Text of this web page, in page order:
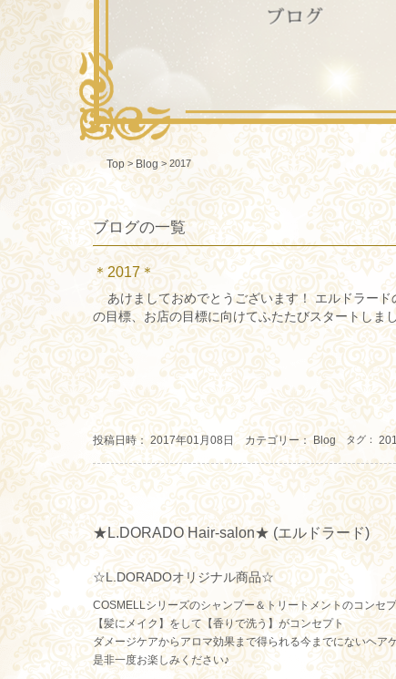
Top > Blog>2017
ブログの一覧
＊2017＊
あけましておめでとうございます！ エルドラー
の目標、お店の目標に向けてふたたびスタートし
投稿日時： 2017年01月08日 カテゴリー：Blog タグ：
★L.DORADO Hair-salon★ (エルドラード)
☆L.DORADOオリジナル商品☆
COSMELLシリーズのシャンプー＆トリートメントのコンセ
【髪にメイク】をして【香りで洗う】がコンセプト
ダメージケアからアロマ効果まで得られる今までにないヘア
是非一度お楽しみください♪